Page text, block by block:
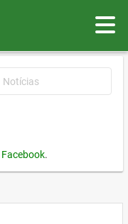
Notícias
Facebook.